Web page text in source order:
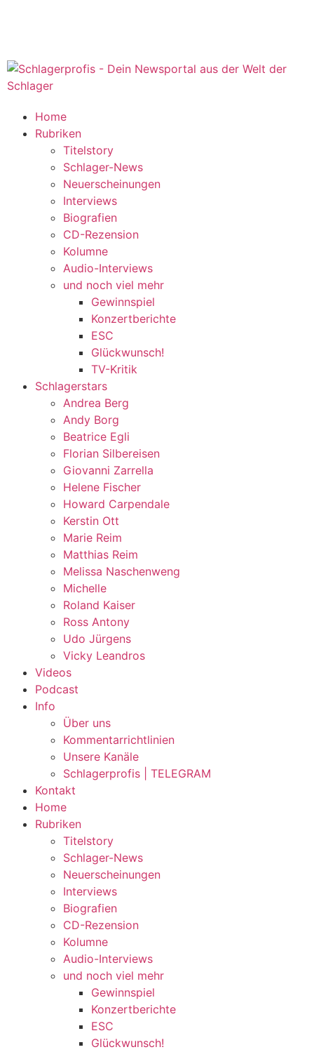
Home
Rubriken
Titelstory
Schlager-News
Neuerscheinungen
Interviews
Biografien
CD-Rezension
Kolumne
Audio-Interviews
und noch viel mehr
Gewinnspiel
Konzertberichte
ESC
Glückwunsch!
TV-Kritik
Schlagerstars
Andrea Berg
Andy Borg
Beatrice Egli
Florian Silbereisen
Giovanni Zarrella
Helene Fischer
Howard Carpendale
Kerstin Ott
Marie Reim
Matthias Reim
Melissa Naschenweng
Michelle
Roland Kaiser
Ross Antony
Udo Jürgens
Vicky Leandros
Videos
Podcast
Info
Über uns
Kommentarrichtlinien
Unsere Kanäle
Schlagerprofis | TELEGRAM
Kontakt
Home
Rubriken
Titelstory
Schlager-News
Neuerscheinungen
Interviews
Biografien
CD-Rezension
Kolumne
Audio-Interviews
und noch viel mehr
Gewinnspiel
Konzertberichte
ESC
Glückwunsch!